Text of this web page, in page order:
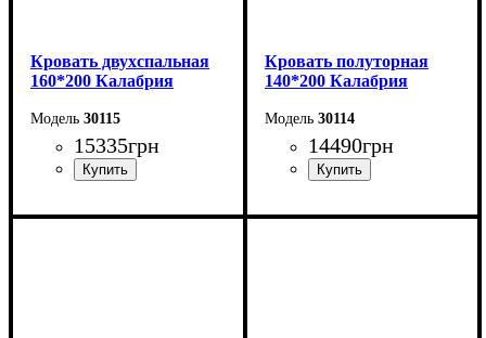
Кровать двухспальная
160*200 Калабрия
30115
15335грн
Ширина: 176 см
Кровать полуторная
140*200 Калабрия
30114
14490грн
Ширина: 156 см